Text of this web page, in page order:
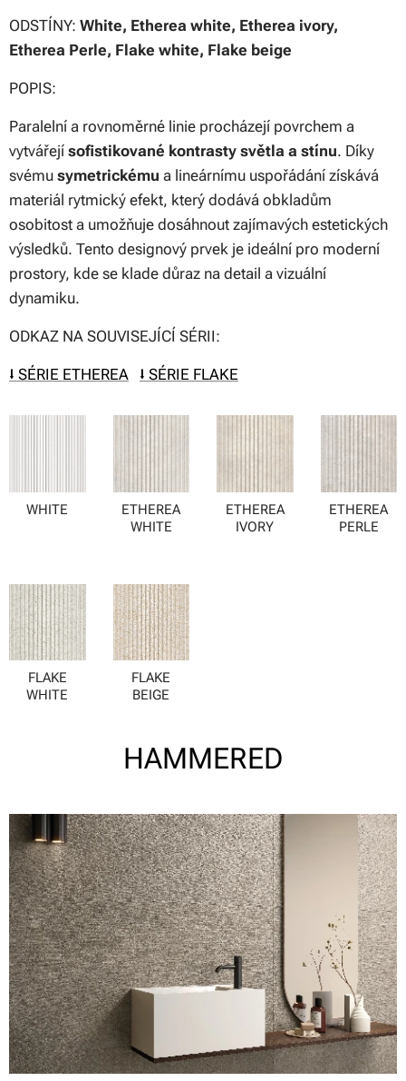
ODSTÍNY: White, Etherea white, Etherea ivory,
Etherea Perle, Flake white, Flake beige
POPIS:
Paralelní a rovnoměrné linie procházejí povrchem a
vytvářejí sofistikované kontrasty světla a stínu. Díky
svému symetrickému a lineárnímu uspořádání získává
materiál rytmický efekt, který dodává obkladům
osobitost a umožňuje dosáhnout zajímavých estetických
výsledků. Tento designový prvek je ideální pro moderní
prostory, kde se klade důraz na detail a vizuální
dynamiku.
ODKAZ NA SOUVISEJÍCÍ SÉRII:
⭣ SÉRIE ETHEREA ⭣ SÉRIE FLAKE
WHITE
ETHEREA
WHITE
ETHEREA
IVORY
ETHEREA
PERLE
FLAKE
WHITE
FLAKE
BEIGE
HAMMERED